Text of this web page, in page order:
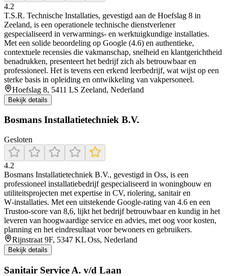
4.2
T.S.R. Technische Installaties, gevestigd aan de Hoefslag 8 in
Zeeland, is een operationele technische dienstverlener
gespecialiseerd in verwarmings- en werktuigkundige installaties.
Met een solide beoordeling op Google (4.6) en authentieke,
contextuele recensies die vakmanschap, snelheid en klantgerichtheid
benadrukken, presenteert het bedrijf zich als betrouwbaar en
professioneel. Het is tevens een erkend leerbedrijf, wat wijst op een
sterke basis in opleiding en ontwikkeling van vakpersoneel.
Hoefslag 8, 5411 LS Zeeland, Nederland
Bekijk details
Bosmans Installatietechniek B.V.
Gesloten
4.2
Bosmans Installatietechniek B.V., gevestigd in Oss, is een
professioneel installatiebedrijf gespecialiseerd in woningbouw en
utiliteitsprojecten met expertise in CV, riolering, sanitair en
W‑installaties. Met een uitstekende Google‑rating van 4.6 en een
Trustoo-score van 8,6, lijkt het bedrijf betrouwbaar en kundig in het
leveren van hoogwaardige service en advies, met oog voor kosten,
planning en het eindresultaat voor bewoners en gebruikers.
Rijnstraat 9F, 5347 KL Oss, Nederland
Bekijk details
Sanitair Service A. v/d Laan